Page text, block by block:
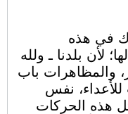
في هذه
لأن بلدنا ـ ولله
والمظاهرات باب
نفس
هذه الحركات